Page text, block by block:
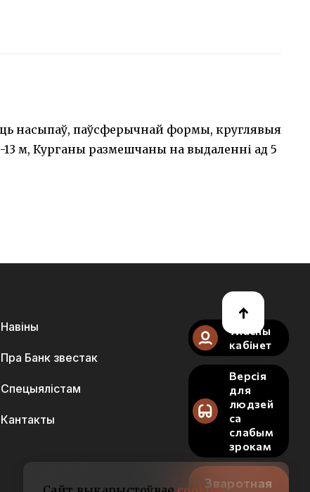
насыпаў, паўсферычнай формы, круглявыя
м, Курганы размешчаны на выдаленні ад 5
Навіны
Пра Банк звестак
Спецыялістам
Кантакты
Уласны
кабінет
Версія
для
людзей
са
слабым
зрокам
Зваротная